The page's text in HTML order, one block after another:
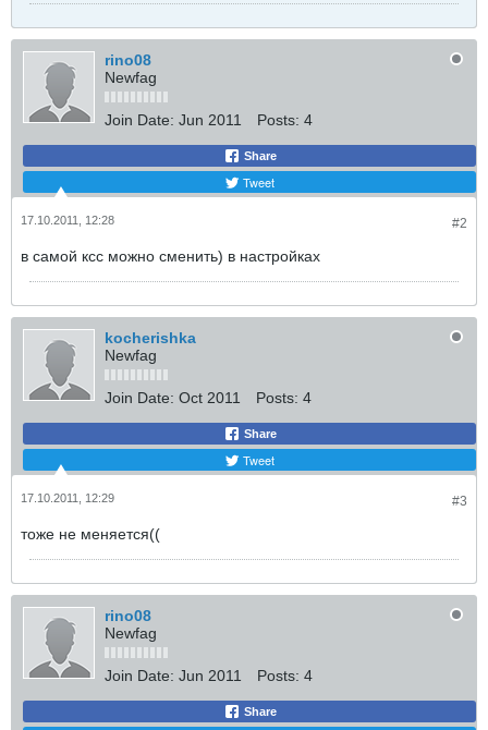
rino08
Newfag
Join Date: Jun 2011 Posts: 4
Share
Tweet
#2
17.10.2011, 12:28
в самой ксс можно сменить) в настройках
kocherishka
Newfag
Join Date: Oct 2011 Posts: 4
Share
Tweet
#3
17.10.2011, 12:29
тоже не меняется((
rino08
Newfag
Join Date: Jun 2011 Posts: 4
Share